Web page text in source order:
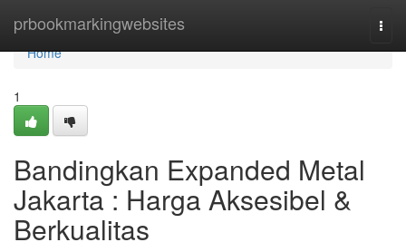
prbookmarkingwebsites
Home
Home
1
Bandingkan Expanded Metal
Jakarta : Harga Aksesibel &
Berkualitas